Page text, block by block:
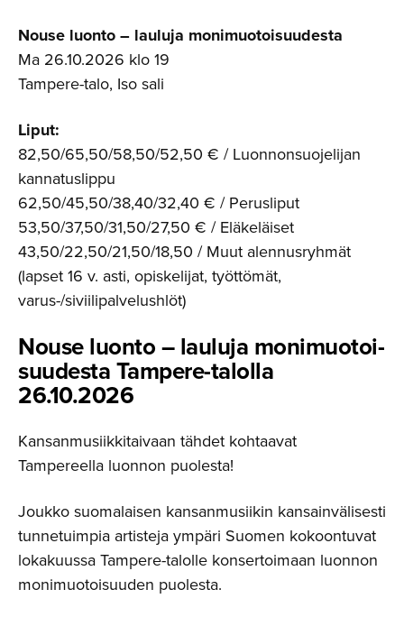
Nouse luonto – lauluja monimuotoisuudesta
Ma 26.10.2026 klo 19
Tampere-talo, Iso sali
Liput:
82,50/65,50/58,50/52,50 € / Luonnonsuojelijan
kannatuslippu
62,50/45,50/38,40/32,40 € / Perusliput
53,50/37,50/31,50/27,50 € / Eläkeläiset
43,50/22,50/21,50/18,50 / Muut alennusryhmät
(lapset 16 v. asti, opiskelijat, työttömät,
varus-/siviilipalvelushlöt)
Nouse luonto – lauluja monimuotoi­
suu­desta Tampere-ta­lolla
26.10.2026
Kansanmusiikkitaivaan tähdet kohtaavat
Tampereella luonnon puolesta!
Joukko suomalaisen kansanmusiikin kansainvälisesti
tunnetuimpia artisteja ympäri Suomen kokoontuvat
lokakuussa Tampere-talolle konsertoimaan luonnon
monimuotoisuuden puolesta.